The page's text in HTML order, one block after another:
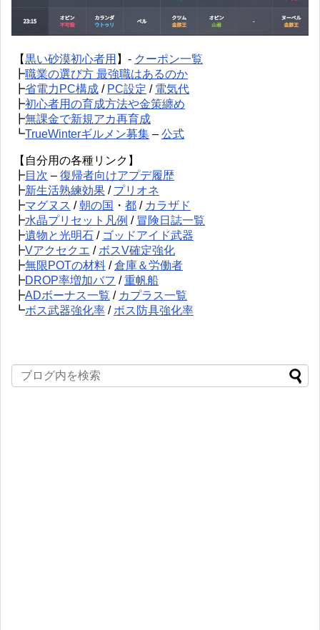
【黒い砂漠初心者用 】- クーポン一覧
┣職業の選び方 最強職はあるのか
┣省電力PC構成 / PC設定 / 電気代
┣初心者用の育成方法や金策纏め
┣無課金で新規アカ再育成
┗TrueWinterギルメン募集 – 公式
【自分用の各種リンク】
┣目次 – 復帰者向けアプデ履歴
┣新生活熟練効果 / プリオネ
┣マグヌス /朝の国 ・ 都 / カラザド
┣水晶プリセット凡例 / 冒険日誌一覧
┣遺物と光明石 / ゴッドアイド武器
┣Vアクセクエ / ボスV確定強化
┣無限POTの材料 /倉庫＆労働者
┣DROP率増加バフ /重帆船
┣ADボーナス一覧 / カプラス一覧
┗ボス武器強化率 / ボス防具強化率